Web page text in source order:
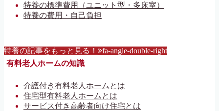
特養の標準費用（ユニット型・多床室）
特養の費用・自己負担
特養の記事をもっと見る！ fa-angle-double-right
有料老人ホームの知識
介護付き有料老人ホームとは
住宅型有料老人ホームとは
サービス付き高齢者向け住宅とは